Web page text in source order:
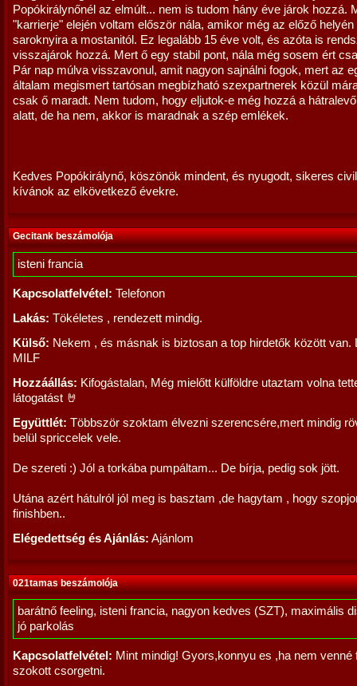
Popókirálynőnél az elmúlt... nem is tudom hány éve járok hozzá.
"karrierje" elején voltam először nála, amikor még az előző helyén
saroknyira a mostanitól. Ez legalább 15 éve volt, és azóta is
visszajárok hozzá. Mert ő egy stabil pont, nála még sosem ért
Pár nap múlva visszavonul, amit nagyon sajnálni fogok, mert az
általam megismert tartósan megbízható szexpartnerek közül
csak ő maradt. Nem tudom, hogy eljutok-e még hozzá a
alatt, de ha nem, akkor is maradnak a szép emlékek.
Kedves Popókirálynő, köszönök mindent, és nyugodt, sikeres
kívánok az elkövetkező évekre.
Gecitank beszámolója
isteni francia
Kapcsolatfelvétel: Telefonon
Lakás: Tökéletes , rendezett mindig.
Külső: Nekem , és másnak is biztosan a top hirdetők között van.
MILF
Hozzáállás: Kifogástalan, Még mielőtt külföldre utaztam volna
látogatást 🤘
Együttlét: Többször szoktam élvezni szerencsére,mert mindig
belül spriccelek vele.
De szereti :) Jól a torkába pumpáltam... De bírja, pedig sok jött.
Utána azért hátulról jól meg is basztam ,de hagytam , hogy
finishben..
Elégedettség és Ajánlás: Ajánlom
021tamas beszámolója
barátnő feeling, isteni francia, nagyon kedves (SZT), maximális
jó parkolás
Kapcsolatfelvétel: Mint mindig! Gyors,konnyu es ,ha nem venné
szokott csorgetni.